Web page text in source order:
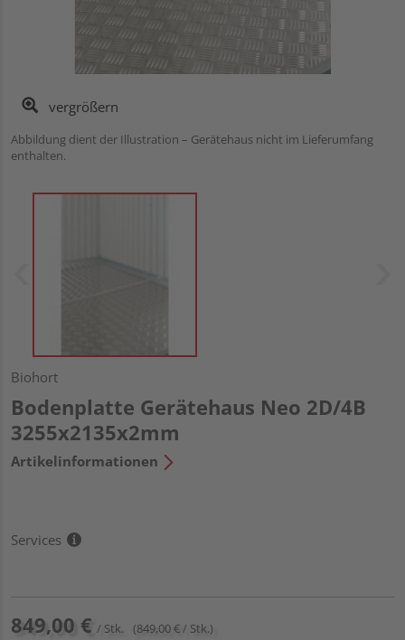
vergrößern
Abbildung dient der Illustration – Gerätehaus nicht im Lieferumfang
enthalten.
Biohort
Bodenplatte Gerätehaus Neo 2D/4B
3255x2135x2mm
Artikelinformationen
Services
849,00 € / Stk. (849,00 € / Stk.)